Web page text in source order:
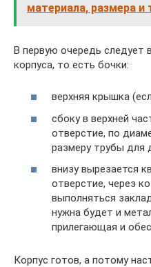
материала, размера
В первую очередь следует
корпуса, то есть бочки:
верхняя крышка
сбоку в верхней
отверстие, по
размеру трубы для
внизу вырезается
отверстие, через
выполняться
нужна будет и
прилегающая и
Корпус готов, а потому